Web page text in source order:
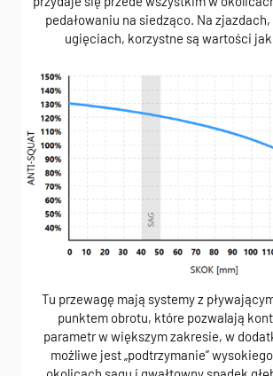
pedałowaniu na siedząco. Na
ugięciach, korzystne są wartości
Tu przewagę mają systemy z
punktem obrotu, które pozwalają
parametr w większym zakresie, w
możliwe jest „podtrzymanie”